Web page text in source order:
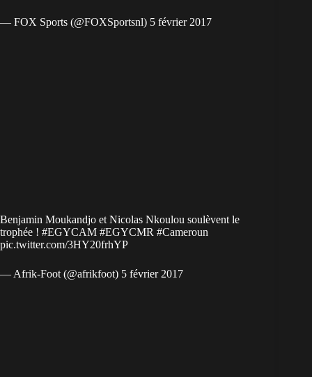
— FOX Sports (@FOXSportsnl) 5 février 2017
Benjamin Moukandjo et Nicolas Nkoulou soulèvent le
trophée ! #EGYCAM #EGYCMR #Cameroun
pic.twitter.com/3HY20frhYP
— Afrik-Foot (@afrikfoot) 5 février 2017